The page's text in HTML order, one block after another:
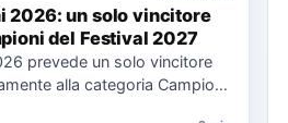
2026: un solo vincitore
del Festival 2027
prevede un solo vincitore
alla categoria Campioni